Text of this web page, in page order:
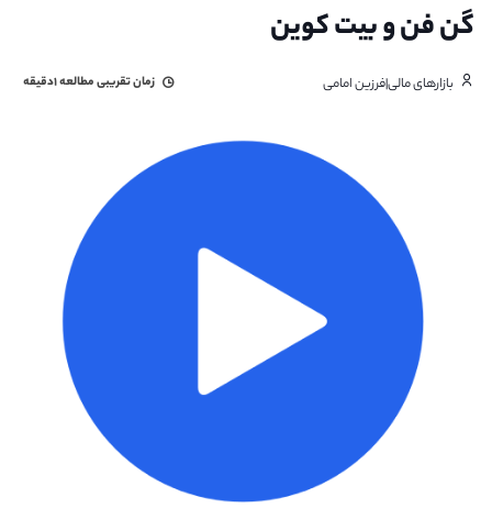
گن فن و بیت کوین
بازارهای مالی|فرزین امامی زمان تقریبی مطالعه۱دقیقه